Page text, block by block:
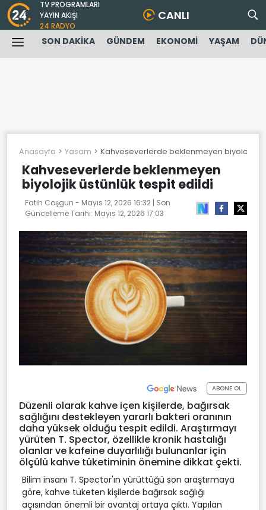
TV PROGRAMLARI
YAYIN AKIŞI
24 RADYO
CANLI
SON DAKİKA GÜNDEM EKONOMİ YAŞAM
Anasayfa Yasam Kahveseverlerde beklenmeyen biyolojik
Kahveseverlerde beklenmeyen
biyolojik üstünlük tespit edildi
Fatih Coşgun - Mayıs 12, 2026 16:32 | Son
Güncelleme Tarihi: Mayıs 12, 2026 17:03
ABONE OL
Düzenli olarak kahve içen kişilerde, bağırsak
sağlığını destekleyen yararlı bakteri oranının
daha yüksek olduğu tespit edildi. Araştırmayı
yürüten T. Spector, özellikle kronik hastalığı
olanlar ve kafeine duyarlılığı bulunanlar için
ölçülü kahve tüketiminin önemine dikkat çekti.
Bilim insanı T. Spector'ın yürüttüğü son araştırmaya
göre, kahve tüketen kişilerde bağırsak sağlığı
açısından önemli bir avantaj ortaya çıktı. Yapılan